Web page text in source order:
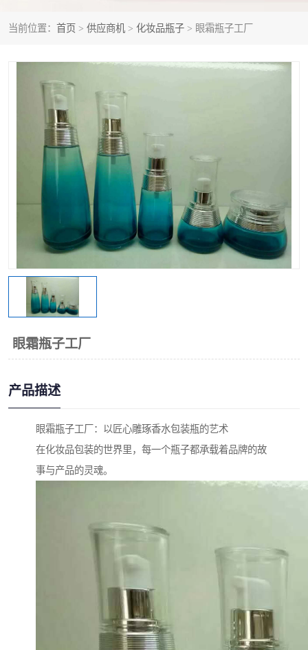
当前位置： 首页 > 供应商机 > 化妆品瓶子 > 眼霜瓶子工厂
眼霜瓶子工厂
产品描述
眼霜瓶子工厂：以匠心雕琢香水包装瓶的艺术
在化妆品包装的世界里，每一个瓶子都承载着品牌的故
事与产品的灵魂。